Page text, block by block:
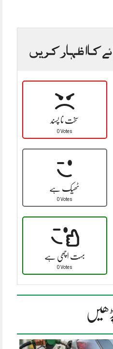
کا اظہار کریں
سخت نا پسند
0 Votes
ٹھیک ہے
0 Votes
بہت اچھی ہے
0 Votes